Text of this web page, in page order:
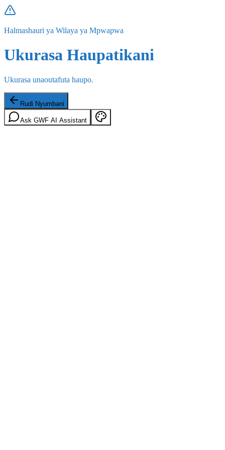
Halmashauri ya Wilaya ya Mpwapwa
Ukurasa Haupatikani
Ukurasa unaoutafuta haupo.
Rudi Nyumbani
Ask GWF AI Assistant